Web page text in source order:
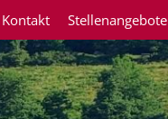
Kontakt Stellenangebote